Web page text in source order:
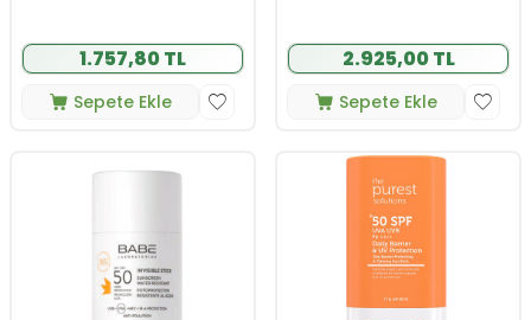
1.757,80 TL
Sepete Ekle
2.925,00 TL
Sepete Ekle